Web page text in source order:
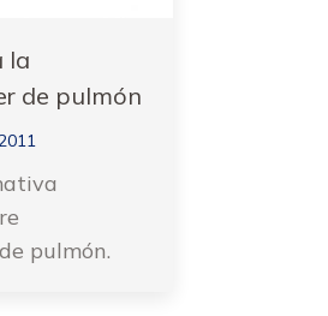
la
de pulmón
pulmón.